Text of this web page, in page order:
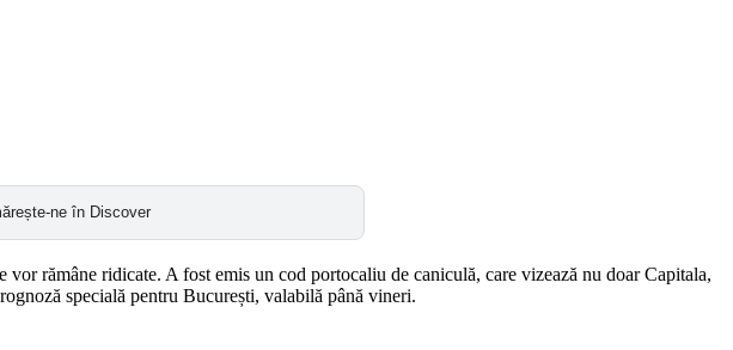
ne în Discover
rămâne ridicate. A fost emis un cod portocaliu de caniculă, care vizează nu doar Capitala,
specială pentru București, valabilă până vineri.